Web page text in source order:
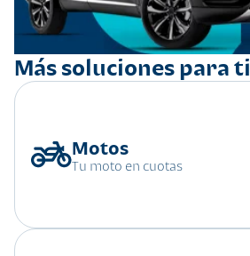
Más soluciones para ti
Tu moto en cuotas